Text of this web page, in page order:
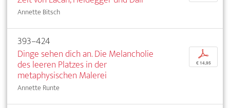
Annette Bitsch
393–424
Dinge sehen dich an. Die Melancholie
des leeren Platzes in der
metaphysischen Malerei
Annette Runte
p
€ 14,95